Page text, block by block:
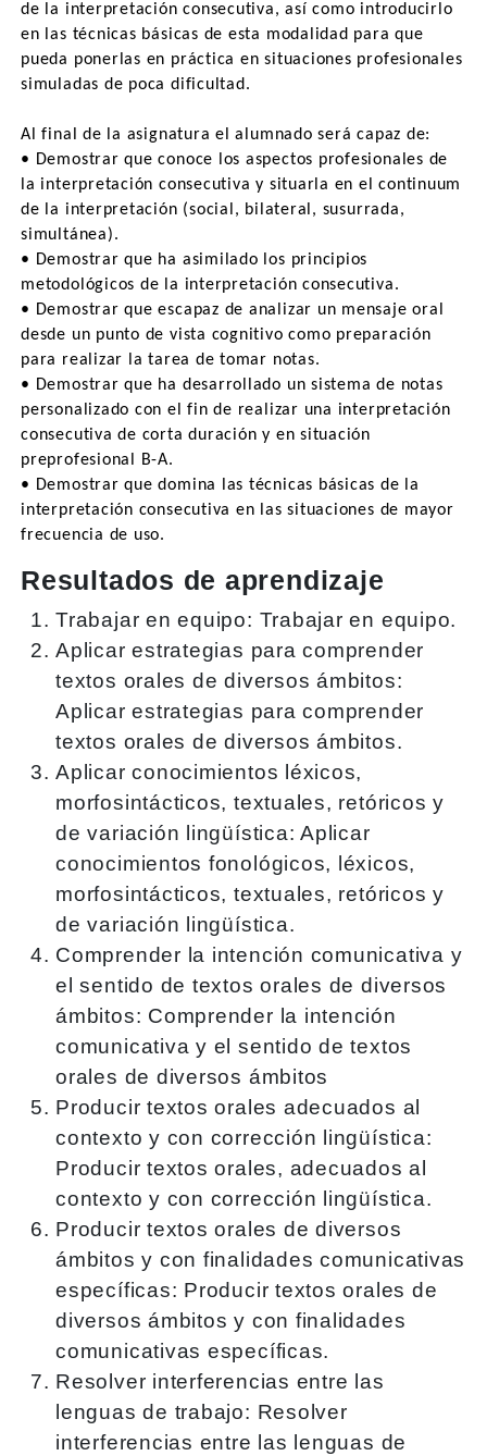
de la interpretación consecutiva, así como introducirlo
en las técnicas básicas de esta modalidad para que
pueda ponerlas en práctica en situaciones profesionales
simuladas de poca dificultad.
Al final de la asignatura el alumnado será capaz de:
• Demostrar que conoce los aspectos profesionales de
la interpretación consecutiva y situarla en el continuum
de la interpretación (social, bilateral, susurrada,
simultánea).
• Demostrar que ha asimilado los principios
metodológicos de la interpretación consecutiva.
• Demostrar que escapaz de analizar un mensaje oral
desde un punto de vista cognitivo como preparación
para realizar la tarea de tomar notas.
• Demostrar que ha desarrollado un sistema de notas
personalizado con el fin de realizar una interpretación
consecutiva de corta duración y en situación
preprofesional B-A.
• Demostrar que domina las técnicas básicas de la
interpretación consecutiva en las situaciones de mayor
frecuencia de uso.
Resultados de aprendizaje
Trabajar en equipo: Trabajar en equipo.
Aplicar estrategias para comprender
textos orales de diversos ámbitos:
Aplicar estrategias para comprender
textos orales de diversos ámbitos.
Aplicar conocimientos léxicos,
morfosintácticos, textuales, retóricos y
de variación lingüística: Aplicar
conocimientos fonológicos, léxicos,
morfosintácticos, textuales, retóricos y
de variación lingüística.
Comprender la intención comunicativa y
el sentido de textos orales de diversos
ámbitos: Comprender la intención
comunicativa y el sentido de textos
orales de diversos ámbitos
Producir textos orales adecuados al
contexto y con corrección lingüística:
Producir textos orales, adecuados al
contexto y con corrección lingüística.
Producir textos orales de diversos
ámbitos y con finalidades comunicativas
específicas: Producir textos orales de
diversos ámbitos y con finalidades
comunicativas específicas.
Resolver interferencias entre las
lenguas de trabajo: Resolver
interferencias entre las lenguas de